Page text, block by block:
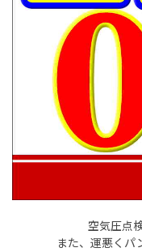
空気圧点
また、運悪くパ